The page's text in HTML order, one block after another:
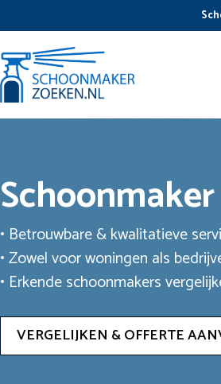
• Betrouwbare & kwalitatieve
• Zowel voor woningen als
• Erkende schoonmakers
VERGELIJKEN & OFFERTE